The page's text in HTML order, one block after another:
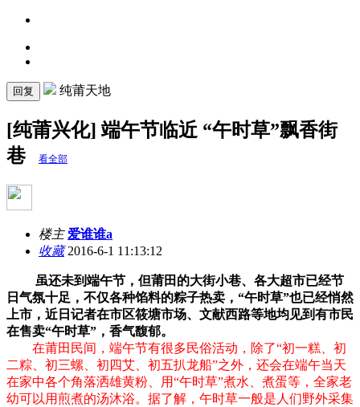
回复 纯莆天地
[纯莆兴化] 端午节临近 “午时草”飘香街
巷
看全部
楼主 爱谁谁a
收藏2016-6-1 11:13:12
虽还未到端午节，但莆田的大街小巷、各大超市已经节
日气氛十足，不仅各种馅料的粽子热卖，“午时草”也已经悄然
上市，近日记者在市区筱塘市场、文献西路等地均见到有市民
在售卖“午时草”，香气馥郁。
在莆田民间，端午节有很多民俗活动，除了“初一糕、初
二粽、初三螺、初四艾、初五扒龙船”之外，还会在端午当天
在家中各个角落洒雄黄粉、用“午时草”煮水、煮蛋等，全家老
幼可以用煎煮的汤沐浴。据了解，午时草一般是人们野外采集